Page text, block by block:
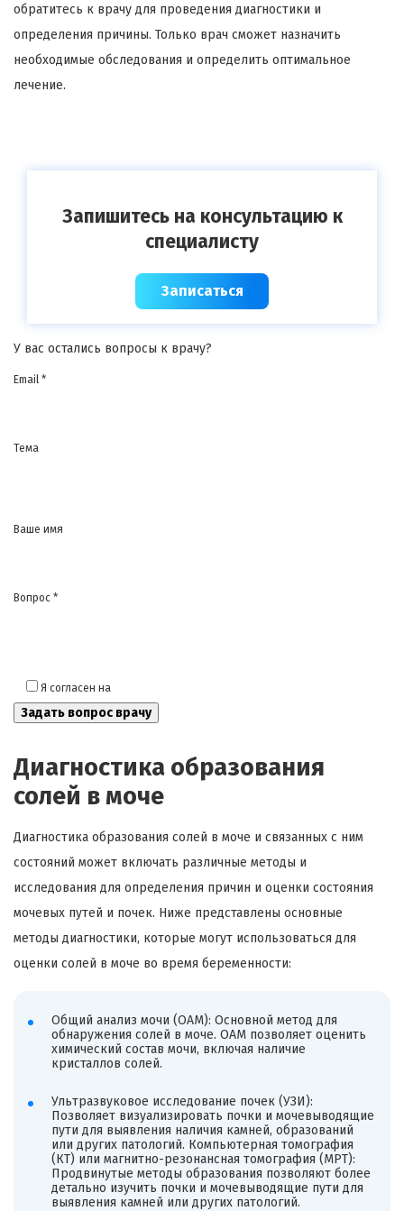
обратитесь к врачу для проведения диагностики и
определения причины. Только врач сможет назначить
необходимые обследования и определить оптимальное
лечение.
Запишитесь на консультацию к
специалисту
Записаться
У вас остались вопросы к врачу?
Email *
Тема
Ваше имя
Вопрос *
Я согласен на
Диагностика образования
солей в моче
Диагностика образования солей в моче и связанных с ним
состояний может включать различные методы и
исследования для определения причин и оценки состояния
мочевых путей и почек. Ниже представлены основные
методы диагностики, которые могут использоваться для
оценки солей в моче во время беременности:
Общий анализ мочи (ОАМ): Основной метод для
обнаружения солей в моче. ОАМ позволяет оценить
химический состав мочи, включая наличие
кристаллов солей.
Ультразвуковое исследование почек (УЗИ):
Позволяет визуализировать почки и мочевыводящие
пути для выявления наличия камней, образований
или других патологий. Компьютерная томография
(КТ) или магнитно-резонансная томография (МРТ):
Продвинутые методы образования позволяют более
детально изучить почки и мочевыводящие пути для
выявления камней или других патологий.